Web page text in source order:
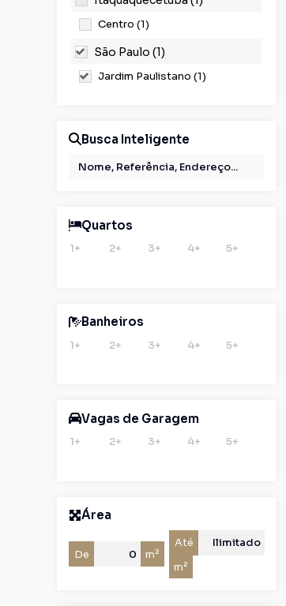
Centro (1)
São Paulo (1)
Jardim Paulistano (1)
Busca Inteligente
Quartos
1+ 2+ 3+ 4+ 5+
Banheiros
1+ 2+ 3+ 4+ 5+
Vagas de Garagem
1+ 2+ 3+ 4+ 5+
Área
De m²
Até
m²